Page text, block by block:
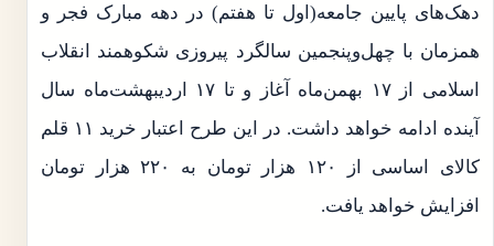
دهک‌های پایین جامعه(اول تا هفتم) در دهه مبارک فجر و
همزمان با چهل‌وپنجمین سالگرد پیروزی شکوهمند انقلاب
اسلامی از ۱۷ بهمن‌ماه آغاز و تا ۱۷ اردیبهشت‌ماه سال
آینده ادامه خواهد داشت. در این طرح اعتبار خرید ۱۱ قلم
کالای اساسی از ۱۲۰ هزار تومان به ۲۲۰ هزار تومان
افزایش خواهد یافت.